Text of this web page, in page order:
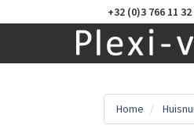
+32 (0)3 766 11 32
Home